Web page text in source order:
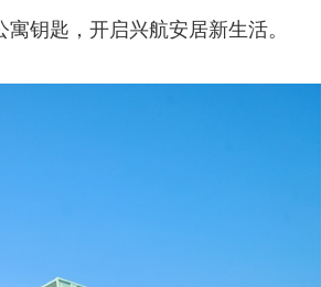
钥匙，开启兴航安居新生活。